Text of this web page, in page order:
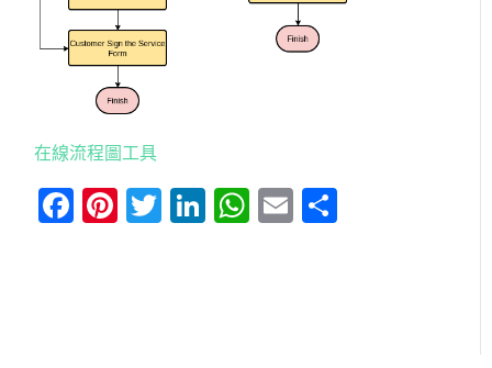
在線流程圖工具
Facebook
Pinterest
Twitter
LinkedIn
WhatsApp
Email